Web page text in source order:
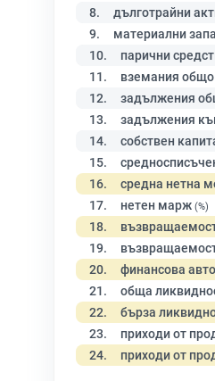
8. дълготрайни
9. материални
10. парични
11. вземания общо
12. задължения
13. задължения
14. собствен
15.
16. средна нетна
17. нетен марж (%)
18.
19.
20. финансова
21. обща
22. бърза
23. приходи от
24. приходи от